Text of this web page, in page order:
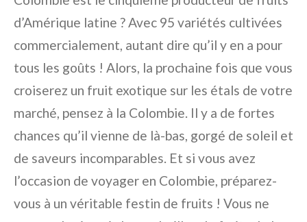
d’Amérique latine ? Avec 95 variétés cultivées
commercialement, autant dire qu’il y en a pour
tous les goûts ! Alors, la prochaine fois que vous
croiserez un fruit exotique sur les étals de votre
marché, pensez à la Colombie. Il y a de fortes
chances qu’il vienne de là-bas, gorgé de soleil et
de saveurs incomparables. Et si vous avez
l’occasion de voyager en Colombie, préparez-
vous à un véritable festin de fruits ! Vous ne